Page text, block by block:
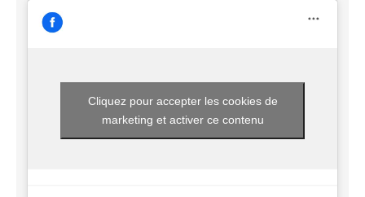
Cliquez pour accepter les cookies de
marketing et activer ce contenu